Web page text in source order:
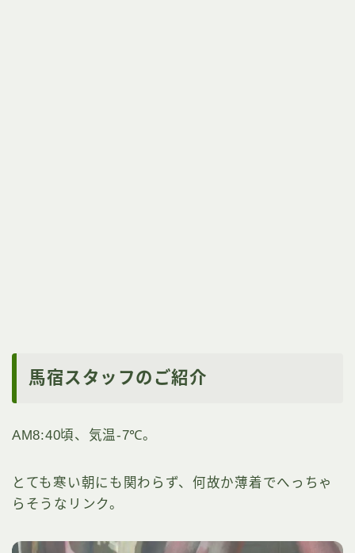
馬宿スタッフのご紹介
AM8:40頃、気温-7℃。
とても寒い朝にも関わらず、何故か薄着でへっちゃ
らそうなリンク。